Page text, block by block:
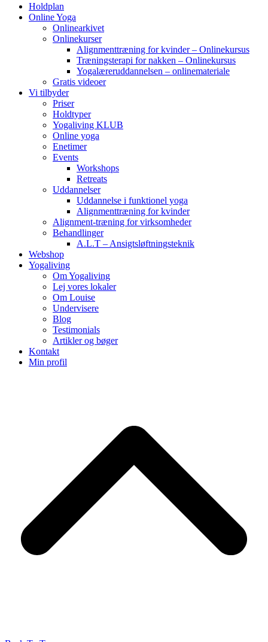
Holdplan
Online Yoga
Onlinearkivet
Onlinekurser
Alignmenttræning for kvinder – Onlinekursus
Træningsterapi for nakken – Onlinekursus
Yogalæreruddannelsen – onlinemateriale
Gratis videoer
Vi tilbyder
Priser
Holdtyper
Yogaliving KLUB
Online yoga
Enetimer
Events
Workshops
Retreats
Uddannelser
Uddannelse i funktionel yoga
Alignmenttræning for kvinder
Alignment-træning for virksomheder
Behandlinger
A.L.T – Ansigtsløftningsteknik
Webshop
Yogaliving
Om Yogaliving
Lej vores lokaler
Om Louise
Undervisere
Blog
Testimonials
Artikler og bøger
Kontakt
Min profil